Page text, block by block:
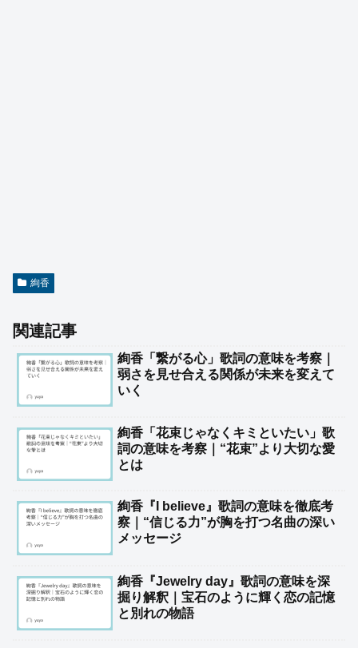
絢香
関連記事
絢香「繋がる心」歌詞の意味を考察｜
弱さを見せ合える関係が未来を変えて
いく
絢香「花束じゃなくキミといたい」歌
詞の意味を考察｜“花束”より大切な愛
とは
絢香『I believe』歌詞の意味を徹底考
察｜“信じる力”が胸を打つ名曲の深い
メッセージ
絢香『Jewelry day』歌詞の意味を深
掘り解釈｜宝石のように輝く恋の記憶
と別れの物語